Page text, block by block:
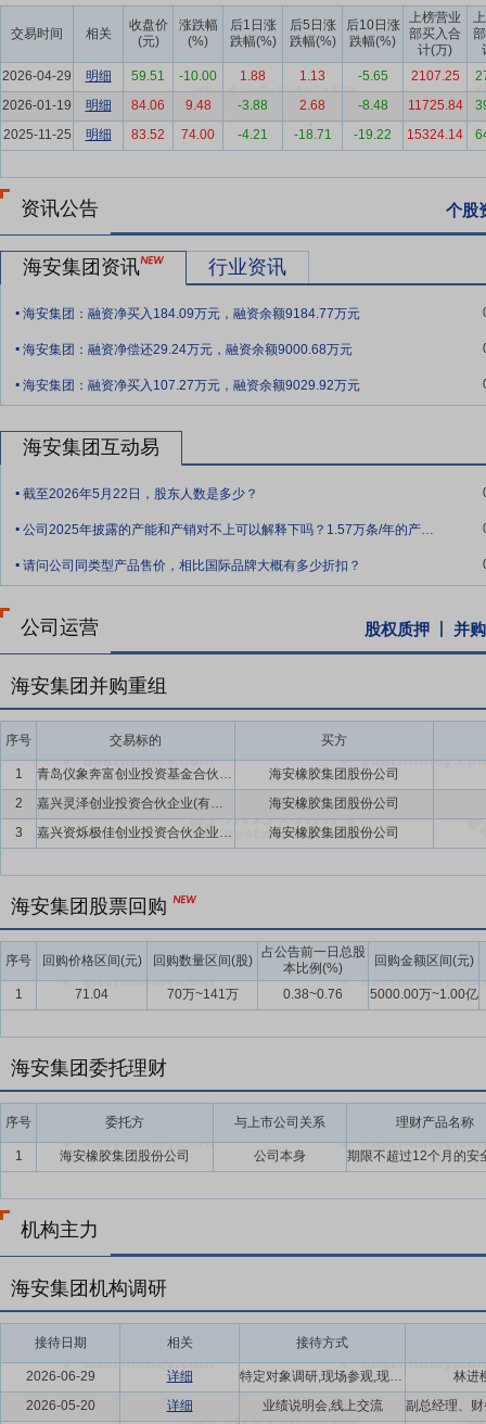
突破。长期的技术积累与持续的研发投入，使得公司在全钢巨胎领域
格全钢巨胎产品，是目前全球应用的最大规格型号全钢巨胎，于2019
产品填补了国内空白，使我国成为世界上第三个能生产59/80R63巨型
油和化学工业联合会科技进步奖一等奖。
要点6：客户资源优势
公司依托技术及产品优势，通过快速响应客
前，公司已成为全球众多大型矿业公司及矿卡主机厂商的长期合作伙
绩持续稳定增长提供了坚实基础。
要点7：经营模式优势
公司向客户提供矿用轮胎运营管理服务，可
的使用成本。同时在服务过程中，公司可积累大量的轮胎运行数据，
和公司的黏性，从而提升行业进入壁垒。此外，公司积极深化“产学
十项国家专利，带领的技术中心获得了“省级技术中心”称号，带领的
多项国家标准与团体标准的编写与起草工作。2026年初，黄振华先生
这是国家层面对其在全钢巨胎领域突出贡献的高度认可。其曾在2023
规格全钢巨胎的研制，助力我国成为全球第三个具备最大规格全钢巨
展奠定基础。
要点9：智能化优势
公司致力于矿用轮胎运营管理的智能化发展，
度精准监控，系统中冷态和热态气压值的自动换算，可以使得轮胎在
或手机端通知相关矿山管理人员，从而做到轮胎运行的故障预警，避
司，产品或服务覆盖全球数十个国家和地区，累计服务上百座海外矿
础。
交易时间 相关
收盘价
(元)
涨跌幅
(%)
后1日涨
跌幅(%)
后5日涨
跌幅(%)
后10日涨
跌幅(%)
上榜营业
部买入合
计(万)
2026-04-29
明细 59.51 -10.00 1.88 1.13 -5.65 2107.25
2026-01-19
明细 84.06 9.48 -3.88 2.68 -8.48 11725.84
2025-11-25
明细 83.52 74.00 -4.21 -18.71 -19.22 15324.14
资讯公告 个股
海安集团资讯 行业资讯
. 海安集团：融资净买入184.09万元，融资余额9184.77万元
. 海安集团：融资净偿还29.24万元，融资余额9000.68万元
. 海安集团：融资净买入107.27万元，融资余额9029.92万元
海安集团互动易
. 截至2026年5月22日，股东人数是多少？
. 公司2025年披露的产能和产销对不上可以解释下吗？1.57万条/年的产能。25年
. 请问公司同类型产品售价，相比国际品牌大概有多少折扣？
公司运营 股权质押 并
海安集团并购重组
序号 交易标的 买方
1 青岛仪象奔富创业投资基金合伙企业(有限合伙)(暂定名)
海安橡胶集团股份公司
2
嘉兴灵泽创业投资合伙企业(有限合伙)
海安橡胶集团股份公司
3
嘉兴资烁极佳创业投资合伙企业(有限合伙)(暂定名) 海安橡胶集团股份公司
海安集团股票回购
序号 回购价格区间(元) 回购数量区间(股)
占公告前一日总股
本比例(%)
回购金额区间(元)
1 71.04 70万~141万 0.38~0.76 5000.00万~1.00亿
海安集团委托理财
序号 委托方 与上市公司关系 理财产品名称
1 海安橡胶集团股份公司 公司本身
机构主力
海安集团机构调研
接待日期 相关 接待方式
2026-06-29 详细 特定对象调研,现场参观,现场交流
林进
2026-05-20
详细 业绩说明会,线上交流